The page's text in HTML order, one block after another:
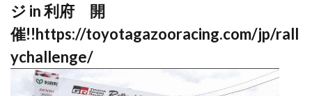
ジ in 利府 開
催!!https://toyotagazooracing.com/jp/rall
ychallenge/